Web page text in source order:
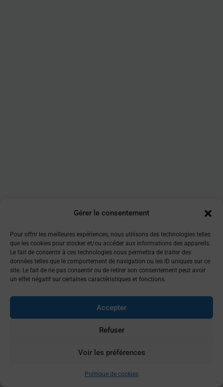
Gérer le consentement
Pour offrir les meilleures expériences, nous utilisons des technologies telles
que les cookies pour stocker et/ou accéder aux informations des appareils.
Le fait de consentir à ces technologies nous permettra de traiter des
données telles que le comportement de navigation ou les ID uniques sur ce
site. Le fait de ne pas consentir ou de retirer son consentement peut avoir
un effet négatif sur certaines caractéristiques et fonctions.
Accepter
Refuser
Voir les préférences
Politique de cookies